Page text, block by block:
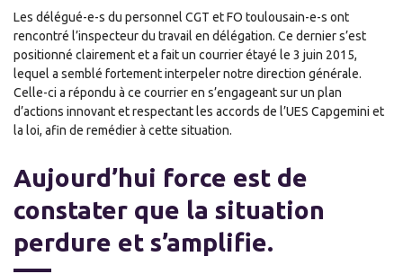
Les délégué-e-s du personnel CGT et FO toulousain-e-s ont
rencontré l’inspecteur du travail en délégation. Ce dernier s’est
positionné clairement et a fait un courrier étayé le 3 juin 2015,
lequel a semblé fortement interpeler notre direction générale.
Celle-ci a répondu à ce courrier en s’engageant sur un plan
d’actions innovant et respectant les accords de l’UES Capgemini et
la loi, afin de remédier à cette situation.
Aujourd’hui force est de
constater que la situation
perdure et s’amplifie.